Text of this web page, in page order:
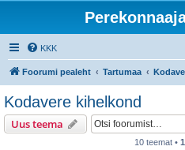
KKK
Foorumi pealeht Tartumaa
Kodavere kihelkond
Uus teema
10 teemat • 1